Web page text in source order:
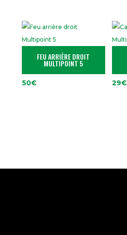
FEU ARRIÈRE DROIT
MULTIPOINT 5
50€ 29€